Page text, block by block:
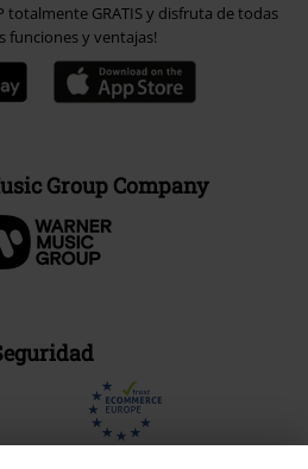
totalmente GRATIS y disfruta de todas
funciones y ventajas!
Group Company